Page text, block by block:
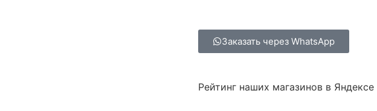
Заказать через WhatsApp
Рейтинг наших магазинов в Яндексе